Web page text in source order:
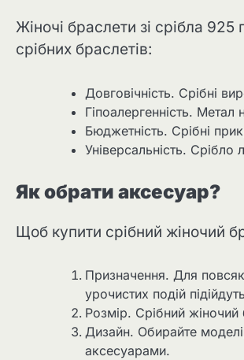
Жіночі браслети зі срібла
срібних браслетів:
Довговічність. Срібні
Гіпоалергенність.
Бюджетність. Срібні
Універсальність. Срібло
Як обрати аксесуар?
Щоб купити срібний жіночий
Призначення. Для
урочистих подій
Розмір. Срібний жіночий
Дизайн. Обирайте
аксесуарами.